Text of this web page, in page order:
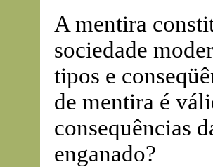
A mentira
sociedade
tipos e
de mentira é
consequências
enganado?